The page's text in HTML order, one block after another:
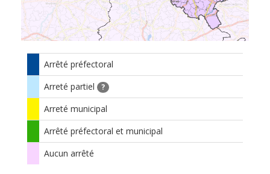
Arrêté préfectoral
Arreté partiel
?
Arreté municipal
Arrêté préfectoral et municipal
Aucun arrêté